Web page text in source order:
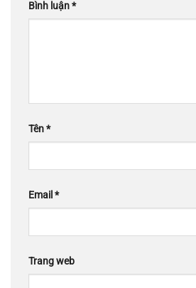
Bình luận*
Tên*
Email *
Trang web